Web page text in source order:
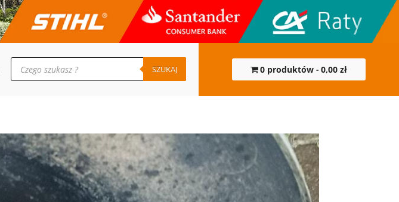
Wyszukiwarka
produktów SZUKAJ 0 produktów 0,00 zł